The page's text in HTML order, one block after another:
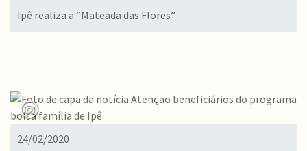
Ipê realiza a “Mateada das Flores”
24/02/2020